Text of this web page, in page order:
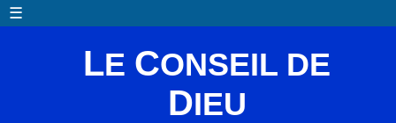
☰
LE CONSEIL DE
DIEU